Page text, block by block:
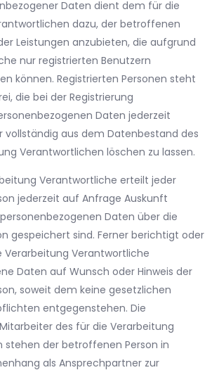
Daten dient dem für die
dazu, der betroffenen
Leistungen anzubieten, die aufgrund
nur registrierten Benutzern
können. Registrierten Personen steht
die bei der Registrierung
Daten jederzeit
vollständig aus dem Datenbestand des
Verantwortlichen löschen zu lassen.
Verantwortliche erteilt jeder
jederzeit auf Anfrage Auskunft
Daten über die
gespeichert sind. Ferner berichtigt oder
Verarbeitung Verantwortliche
Daten auf Wunsch oder Hinweis der
soweit dem keine gesetzlichen
entgegenstehen. Die
des für die Verarbeitung
stehen der betroffenen Person in
als Ansprechpartner zur